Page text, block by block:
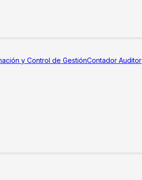
y Control de GestiónContador Auditor